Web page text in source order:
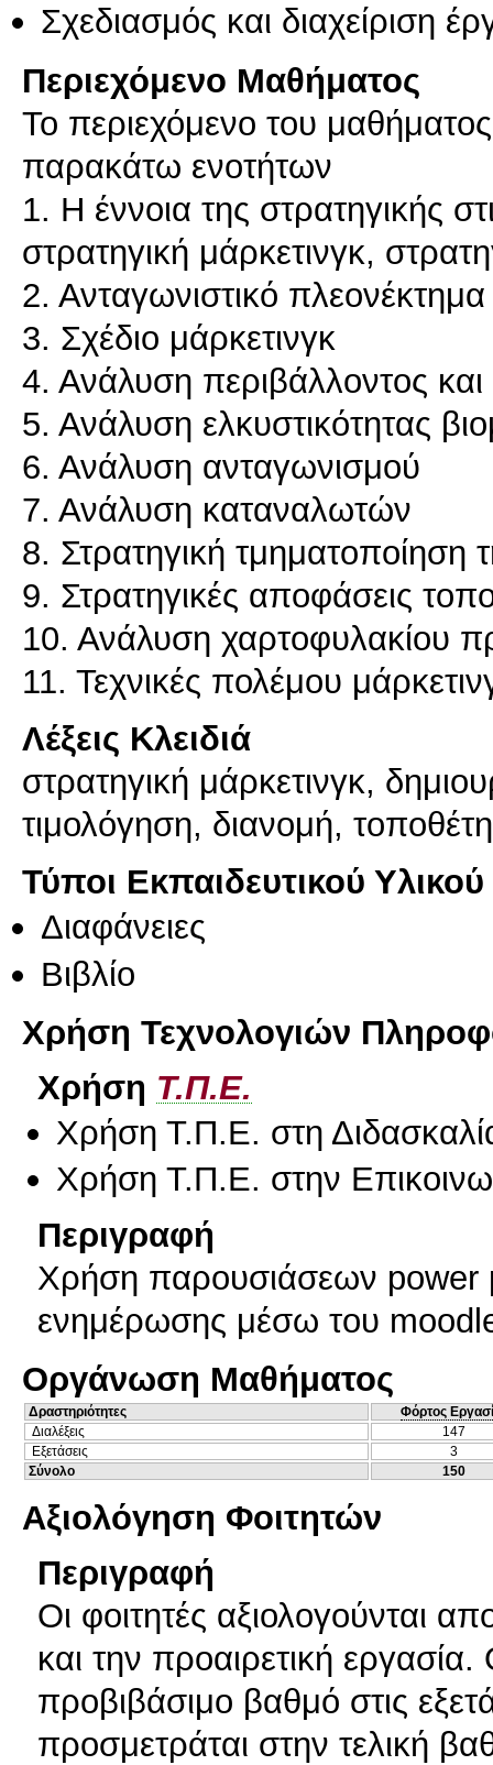
Σχεδιασμός και διαχείριση
Περιεχόμενο Μαθήματος
Το περιεχόμενο του
παρακάτω ενοτήτων
1. Η έννοια της στρατηγικής
στρατηγική μάρκετινγκ,
2. Ανταγωνιστικό πλεονέκτημα
3. Σχέδιο μάρκετινγκ
4. Ανάλυση περιβάλλοντος και
5. Ανάλυση ελκυστικότητας
6. Ανάλυση ανταγωνισμού
7. Ανάλυση καταναλωτών
8. Στρατηγική τμηματοποίηση
9. Στρατηγικές αποφάσεις
10. Ανάλυση χαρτοφυλακίου
Λέξεις Κλειδιά
στρατηγική μάρκετινγκ,
τιμολόγηση, διανομή,
Τύποι Εκπαιδευτικού Υλικού
Διαφάνειες
Βιβλίο
Χρήση Τεχνολογιών
Χρήση Τ.Π.Ε.
Χρήση Τ.Π.Ε. στη
Χρήση Τ.Π.Ε. στην
Περιγραφή
Χρήση παρουσιάσεων power
ενημέρωσης μέσω του
Οργάνωση Μαθήματος
Δραστηριότητες
Φόρτος
Διαλέξεις
147
Εξετάσεις
3
Σύνολο
150
Αξιολόγηση Φοιτητών
Περιγραφή
Οι φοιτητές αξιολογούνται
και την προαιρετική
προβιβάσιμο βαθμό στις
προσμετράται στην τελική